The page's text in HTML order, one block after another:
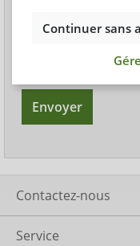
J'ai pris
Envoyer
Contactez-nous
Service
Continuer sans